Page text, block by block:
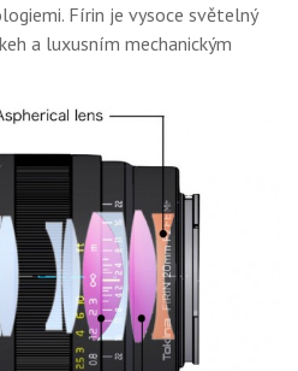
Fírin je vysoce světelný
a luxusním mechanickým